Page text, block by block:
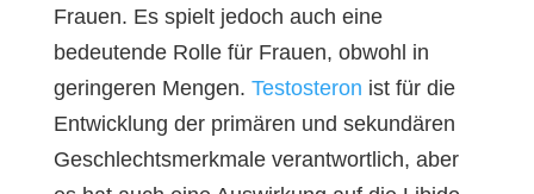
Frauen. Es spielt jedoch auch eine
bedeutende Rolle für Frauen, obwohl in
geringeren Mengen. Testosteron ist für die
Entwicklung der primären und sekundären
Geschlechtsmerkmale verantwortlich, aber